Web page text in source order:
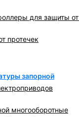
для защиты
протечек
запорной
многооборотные